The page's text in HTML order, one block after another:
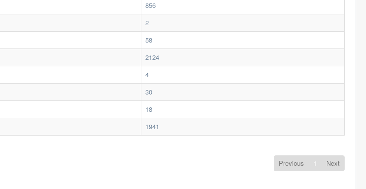
856
2
58
2124
4
30
18
1941
Previous
1 Next